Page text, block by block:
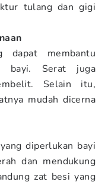
tulang dan gigi
dapat membantu
bayi. Serat juga
Selain itu,
mudah dicerna
diperlukan bayi
dan mendukung
zat besi yang